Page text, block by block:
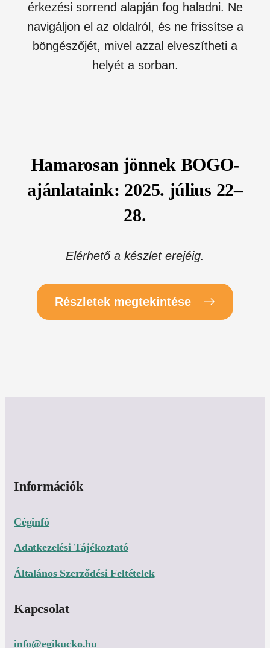
érkezési sorrend alapján fog haladni. Ne
navigáljon el az oldalról, és ne frissítse a
böngészőjét, mivel azzal elveszítheti a
helyét a sorban.
Hamarosan jönnek BOGO-
ajánlataink: 2025. július 22–
28.
Elérhető a készlet erejéig.
Részletek megtekintése
Információk
Céginfó
Adatkezelési Tájékoztató
Általános Szerződési Feltételek
Kapcsolat
info@egikucko.hu